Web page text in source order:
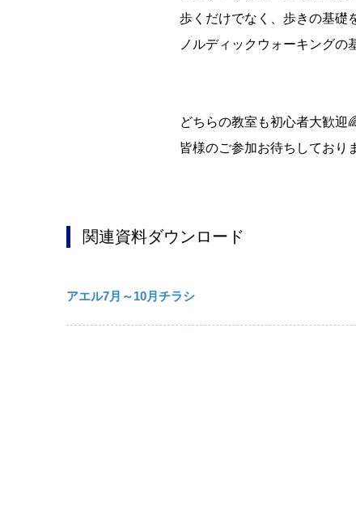
歩くだけでなく、歩きの基礎
ノルディックウォーキングの
どちらの教室も初心者大歓迎
皆様のご参加お待ちしており
関連資料ダウンロード
アエル7月～10月チラシ